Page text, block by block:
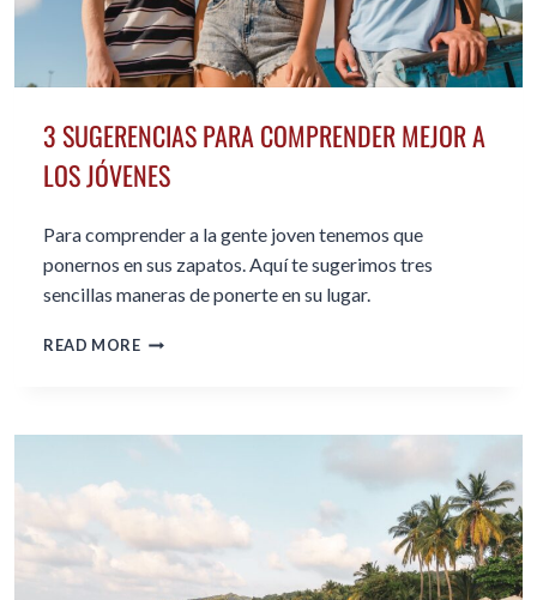
3 SUGERENCIAS PARA COMPRENDER MEJOR A
LOS JÓVENES
Para comprender a la gente joven tenemos que
ponernos en sus zapatos. Aquí te sugerimos tres
sencillas maneras de ponerte en su lugar.
READ MORE3
MEJOR
JÓVENES